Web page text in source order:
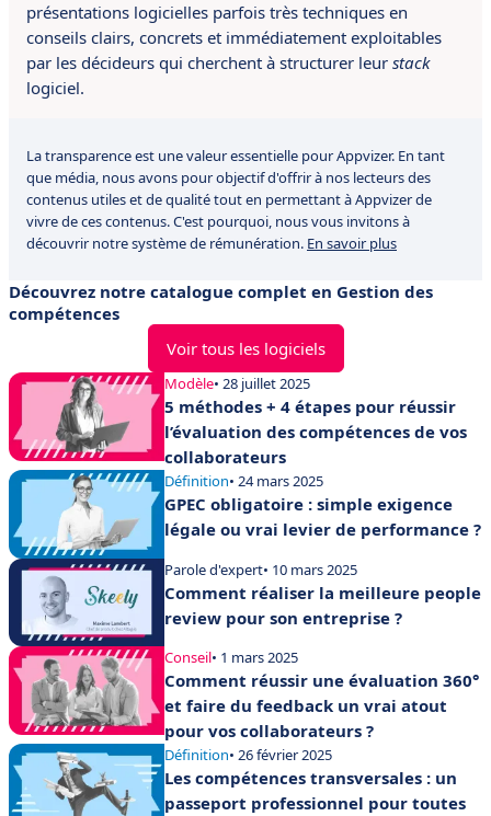
présentations logicielles parfois très techniques en
conseils clairs, concrets et immédiatement exploitables
par les décideurs qui cherchent à structurer leur stack
logiciel.
La transparence est une valeur essentielle pour Appvizer. En tant
que média, nous avons pour objectif d'offrir à nos lecteurs des
contenus utiles et de qualité tout en permettant à Appvizer de
vivre de ces contenus. C'est pourquoi, nous vous invitons à
découvrir notre système de rémunération. En savoir plus
Découvrez notre catalogue complet en Gestion des
compétences
Voir tous les logiciels
Modèle• 28 juillet 2025
5 méthodes + 4 étapes pour réussir
l’évaluation des compétences de vos
collaborateurs
Définition• 24 mars 2025
GPEC obligatoire : simple exigence
légale ou vrai levier de performance ?
Parole d'expert• 10 mars 2025
Comment réaliser la meilleure people
review pour son entreprise ?
Conseil• 1 mars 2025
Comment réussir une évaluation 360°
et faire du feedback un vrai atout
pour vos collaborateurs ?
Définition• 26 février 2025
Les compétences transversales : un
passeport professionnel pour toutes